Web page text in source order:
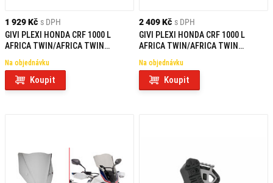
1 929 Kč s DPH
GIVI PLEXI HONDA CRF 1000 L
AFRICA TWIN/AFRICA TWIN
Na objednávku
Koupit
2 409 Kč s DPH
GIVI PLEXI HONDA CRF 1000 L
AFRICA TWIN/AFRICA TWIN
Na objednávku
Koupit